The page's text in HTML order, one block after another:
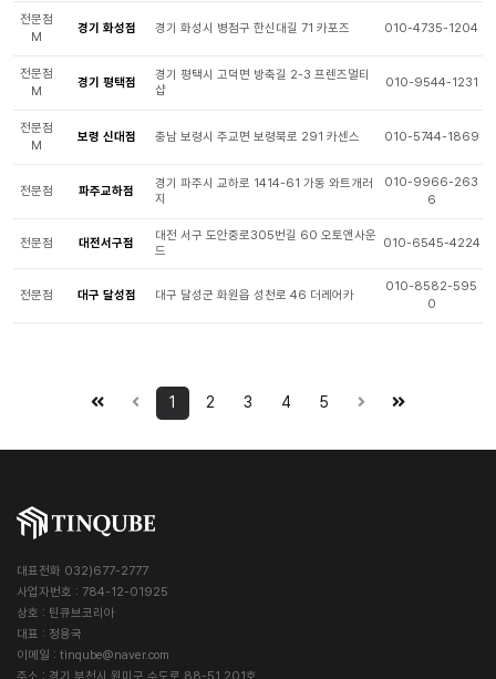
전문점
M
경기 화성점 경기 화성시 병점구 한신대길 71 카포즈 010-4735-1204
전문점
M
경기 평택점
경기 평택시 고덕면 방축길 2-3 프렌즈멀티
샵
010-9544-1231
전문점
M
보령 신대점 충남 보령시 주교면 보령북로 291 카센스 010-5744-1869
전문점 파주교하점
경기 파주시 교하로 1414-61 가동 와트개러
지
010-9966-263
6
전문점 대전서구점
대전 서구 도안중로305번길 60 오토앤사운
드
010-6545-4224
전문점 대구 달성점 대구 달성군 화원읍 성천로 46 더레어카
010-8582-595
0
1 2 3 4 5
대표전화 032)677-2777
사업자번호 : 784-12-01925
상호 : 틴큐브코리아
대표 : 정용국
이메일 : tinqube@naver.com
주소 : 경기 부천시 원미구 수도로 88-51 201호